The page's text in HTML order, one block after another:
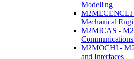
Modelling
M2MECENCLI
Mechanical
M2MICAS - M2
M2MOCHI -
and Interfaces